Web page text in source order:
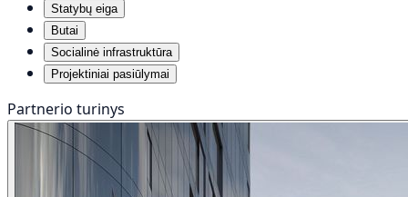
Statybų eiga
Butai
Socialinė infrastruktūra
Projektiniai pasiūlymai
Partnerio turinys